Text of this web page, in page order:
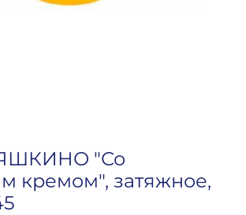
"Со
кремом", затяжное,